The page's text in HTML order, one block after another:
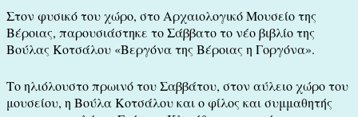
Στον φυσικό του χώρο, στο Αρχαιολογικό Μουσείο της
Βέροιας, παρουσιάστηκε το Σάββατο το νέο βιβλίο της
Βούλας Κοτσάλου «Βεργόνα της Βέροιας η Γοργόνα».
Το ηλιόλουστο πρωινό του Σαββάτου, στον αύλειο χώρο του
μουσείου, η Βούλα Κοτσάλου και ο φίλος και συμμαθητής